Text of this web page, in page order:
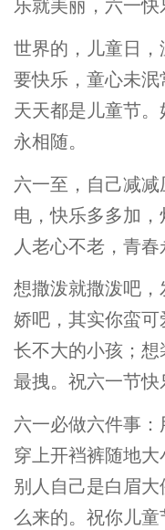
乐就美丽，六一快
世界的，儿童日，
要快乐，童心未泯
天天都是儿童节
永相随。
六一至，自己减
电，快乐多多加，
人老心不老，青
想撒泼就撒泼吧
娇吧，其实你蛮
长不大的小孩；
最拽。祝六一节快
六一必做六件事：
穿上开裆裤随地
别人自己是白眉
么来的。祝你儿童